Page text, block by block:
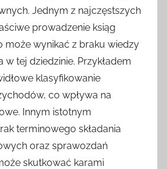
Jednym z najczęstszych
prowadzenie ksiąg
może wynikać z braku wiedzy
w tej dziedzinie. Przykładem
klasyfikowanie
co wpływa na
Innym istotnym
terminowego składania
oraz sprawozdań
skutkować karami